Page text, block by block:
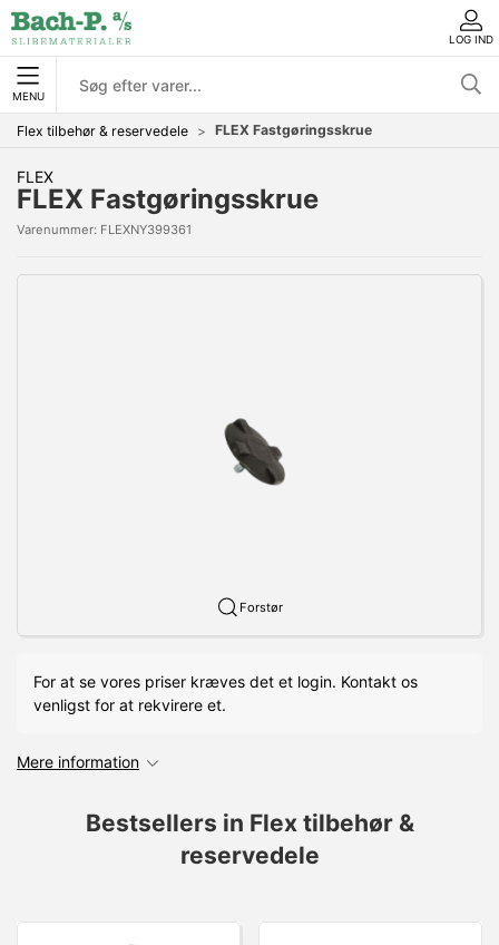
LOG IND
MENU
Flex tilbehør & reservedele FLEX Fastgøringsskrue
FLEX
FLEX Fastgøringsskrue
Varenummer: FLEXNY399361
Forstør
For at se vores priser kræves det et login. Kontakt os
venligst for at rekvirere et.
Mere information
Bestsellers in Flex tilbehør &
reservedele